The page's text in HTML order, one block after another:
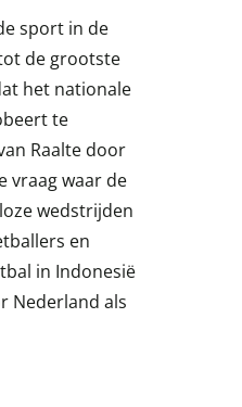
sport in de
de grootste
het nationale
te
Raalte door
vraag waar de
wedstrijden
en
in Indonesië
Nederland als